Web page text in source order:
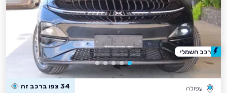
עפולה 34 צפו ברכב זה
רכב חשמלי